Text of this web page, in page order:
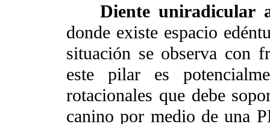
Diente uniradicular
donde existe espacio
situación se observa con
este pilar es
rotacionales que debe
canino por medio de una